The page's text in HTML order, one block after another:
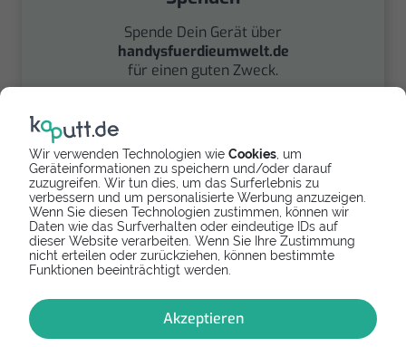
Wir verwenden Technologien wie Cookies , um
Geräteinformationen zu speichern und/oder darauf
zuzugreifen. Wir tun dies, um das Surferlebnis zu
verbessern und um personalisierte Werbung anzuzeigen.
Wenn Sie diesen Technologien zustimmen, können wir
Daten wie das Surfverhalten oder eindeutige IDs auf
dieser Website verarbeiten. Wenn Sie Ihre Zustimmung
nicht erteilen oder zurückziehen, können bestimmte
Funktionen beeinträchtigt werden.
Akzeptieren
Spende Dein Gerät über
handysfuerdieumwelt.de
für einen guten Zweck.
Verkaufen
Finde über unseren
den besten Verkaufspreis
für deine gebrauchte
Elektronik.